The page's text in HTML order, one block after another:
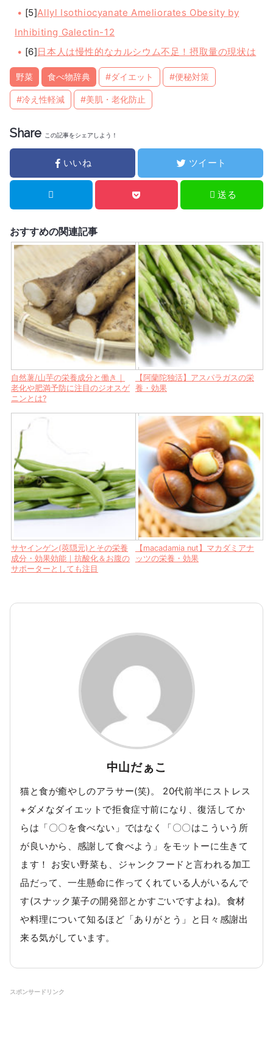
[5]Allyl Isothiocyanate Ameliorates Obesity by
Inhibiting Galectin-12
[6]日本人は慢性的なカルシウム不足！摂取量の現状は
野菜 食べ物辞典 #ダイエット #便秘対策
#冷え性軽減 #美肌・老化防止
Share この記事をシェアしよう！
いいね ツイート
送る
おすすめの関連記事
自然薯/山芋の栄養成分と働き｜
老化や肥満予防に注目のジオスゲ
ニンとは?
【阿蘭陀独活】アスパラガスの栄
養・効果
サヤインゲン(莢隠元)とその栄養
成分・効果効能｜抗酸化＆お腹の
サポーターとしても注目
【macadamia nut】マカダミアナ
ッツの栄養・効果
中山だぁこ
猫と食が癒やしのアラサー(笑)。 20代前半にストレス
+ダメなダイエットで拒食症寸前になり、復活してか
らは「〇〇を食べない」ではなく「〇〇はこういう所
が良いから、感謝して食べよう」をモットーに生きて
ます！ お安い野菜も、ジャンクフードと言われる加工
品だって、一生懸命に作ってくれている人がいるんで
す(スナック菓子の開発部とかすごいですよね)。食材
や料理について知るほど「ありがとう」と日々感謝出
来る気がしています。
スポンサードリンク